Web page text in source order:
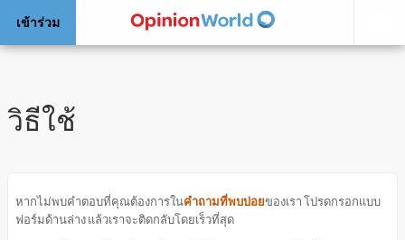
เข้าร่วม
วิธีใช้
หากไม่พบคำตอบที่คุณต้องการในคำถามที่พบบ่อยของเรา โปรดกรอกแบบ
ฟอร์มด้านล่าง แล้วเราจะติดกลับโดยเร็วที่สุด